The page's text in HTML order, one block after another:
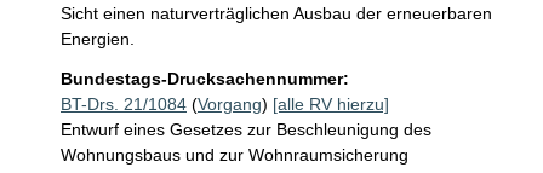
Sicht einen naturverträglichen Ausbau der erneuerbaren
Energien.
Bundestags-Drucksachennummer:
BT-Drs. 21/1084 (Vorgang) [alle RV hierzu]
Entwurf eines Gesetzes zur Beschleunigung des
Wohnungsbaus und zur Wohnraumsicherung